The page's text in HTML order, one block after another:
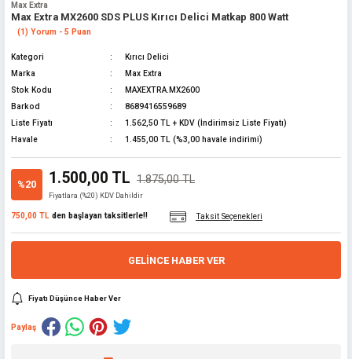
Max Extra
Max Extra MX2600 SDS PLUS Kırıcı Delici Matkap 800 Watt
(1) Yorum - 5 Puan
Kategori
Kırıcı Delici
Marka
Max Extra
Stok Kodu
MAXEXTRA.MX2600
Barkod
8689416559689
Liste Fiyatı
1.562,50 TL + KDV (İndirimsiz Liste Fiyatı)
Havale
1.455,00 TL (%3,00 havale indirimi)
%20 1.500,00 TL 1.875,00 TL
Fiyatlara (%20) KDV Dahildir
750,00 TL den başlayan taksitlerle!! Taksit Seçenekleri
GELINCE HABER VER
Fiyatı Düşünce Haber Ver
Paylaş